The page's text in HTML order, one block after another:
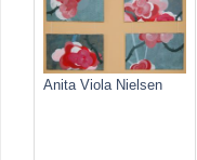
Anita Viola Nielsen